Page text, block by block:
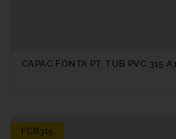
CAPAC FONTA PT. TUB PVC 315
FCB315